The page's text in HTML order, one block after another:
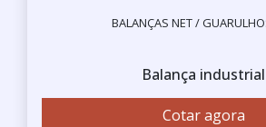
BALANÇAS NET /
Balança industrial
Cotar agora